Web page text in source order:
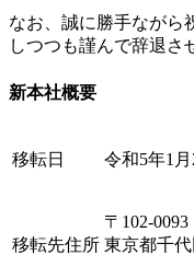
なお、誠に勝手ながら
しつつも謹んで辞退さ
新本社概要
移転日 令和5年1月
移転先住所
〒102-0093
東京都千